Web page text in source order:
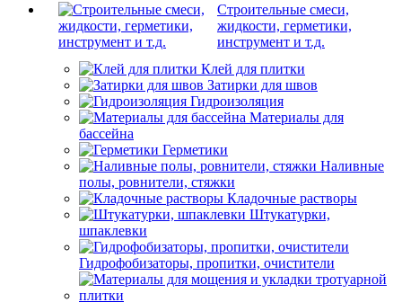
Строительные смеси,
жидкости, герметики,
инструмент и т.д.
Клей для плитки
Затирки для швов
Гидроизоляция
Материалы для
бассейна
Герметики
Наливные
полы, ровнители, стяжки
Кладочные растворы
Штукатурки,
шпаклевки
Гидрофобизаторы, пропитки, очистители